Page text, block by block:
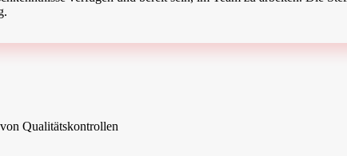
Qualitätskontrollen